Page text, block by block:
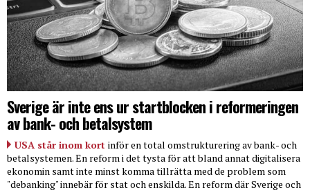
Sverige är inte ens ur startblocken i reformeringen
av bank- och betalsystem
USA står inom kort inför en total omstrukturering av bank- och
betalsystemen. En reform i det tysta för att bland annat digitalisera
ekonomin samt inte minst komma tillrätta med de problem som
"debanking" innebär för stat och enskilda. En reform där Sverige och